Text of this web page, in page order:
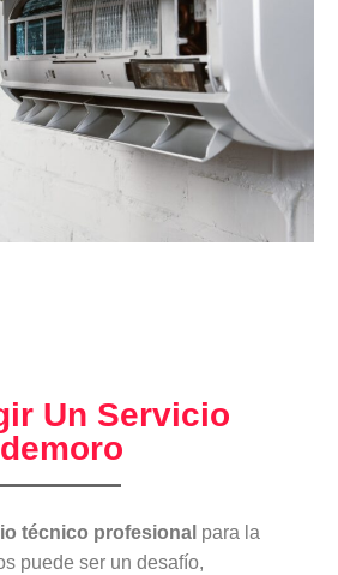
Un Servicio
técnico profesional para la
puede ser un desafío,